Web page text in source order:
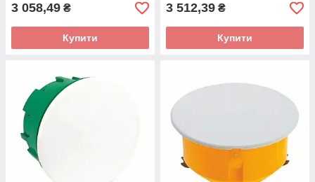
3 058,49 ₴
Купити
3 512,39 ₴
Купити